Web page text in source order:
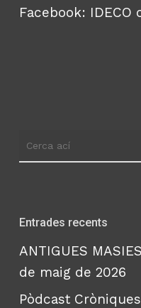
Facebook: IDECO
Cercador
Entrades recents
ANTIGUES
de maig de 2026
Pòdcast